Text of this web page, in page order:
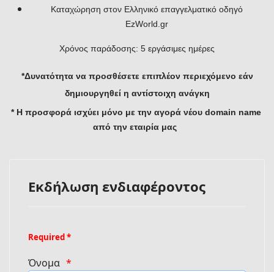
Καταχώρηση στον Ελληνικό επαγγελματικό οδηγό
EzWorld.gr
Χρόνος παράδοσης: 5 εργάσιμες ημέρες
*Δυνατότητα να προσθέσετε επιπλέον περιεχόμενο εάν
δημιουργηθεί η αντίστοιχη ανάγκη
* Η προσφορά ισχύει μόνο με την αγορά νέου domain name
από την εταιρία μας
Εκδήλωση ενδιαφέροντος
Required *
Όνομα